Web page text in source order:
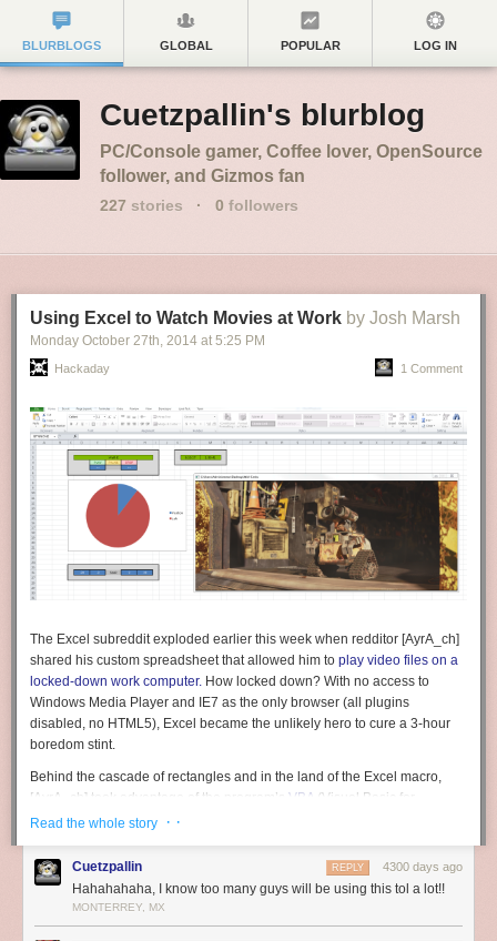
BLURBLOGS GLOBAL POPULAR LOG IN
Cuetzpallin's blurblog
PC/Console gamer, Coffee lover, OpenSource
follower, and Gizmos fan
227 stories · 0 followers
Using Excel to Watch Movies at Work by Josh Marsh
Monday October 27th, 2014 at 5:25 PM
Hackaday 1 Comment
The Excel subreddit exploded earlier this week when redditor [AyrA_ch]
shared his custom spreadsheet that allowed him to play video files on a
locked-down work computer. How locked down? With no access to
Windows Media Player and IE7 as the only browser (all plugins
disabled, no HTML5), Excel became the unlikely hero to cure a 3-hour
boredom stint.
Behind the cascade of rectangles and in the land of the Excel macro,
[AyrA_ch] took advantage of the program’s VBA (Visual Basic for
Applications) functions to circumvent the computer’s restrictions.
it can also invoke some Windows API commands, one of which
calls Windows Media Player. The Excel file includes a working playlist
and some rudimentary controls: play, pause, stop, etc. as well as an
inspired pie chart countdown timer.
Read the whole story · ·
Cuetzpallin 4300 days ago
REPLY
Hahahahaha, I know too many guys will be using this tol a lot!!
MONTERREY, MX